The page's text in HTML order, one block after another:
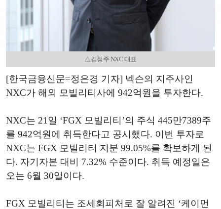
△김정주 NXC 대표
[한국금융신문=정은경 기자] 넥슨의 지주사인
NXC가 해외 모빌리티사에 942억원을 투자한다.
NXC는 21일 ‘FGX 모빌리티’의 주식 445만7389주
를 942억원에 취득한다고 공시했다. 이번 투자로
NXC는 FGX 모빌리티 지분 99.05%를 확보하게 된
다. 자기자본 대비 7.32% 수준이다. 취득 예정일은
오는 6월 30일이다.
FGX 모빌리티는 조세회피처로 잘 알려진 ‘케이먼